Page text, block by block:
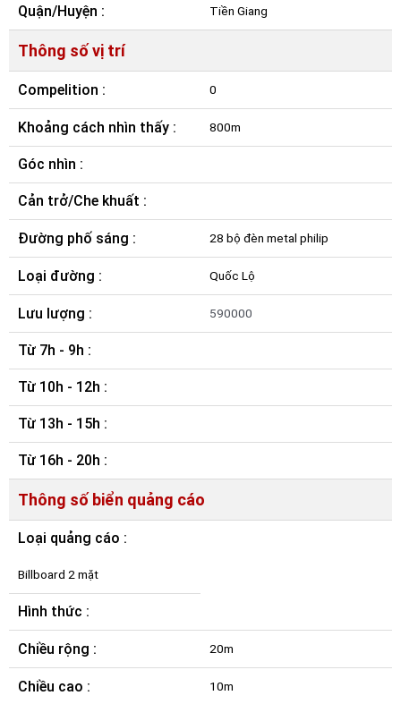
Quận/Huyện : Tiền Giang
Thông số vị trí
Compelition : 0
Khoảng cách nhìn thấy : 800m
Góc nhìn :
Cản trở/Che khuất :
Đường phố sáng : 28 bộ đèn metal philip
Loại đường : Quốc Lộ
Lưu lượng : 590000
Từ 7h - 9h :
Từ 10h - 12h :
Từ 13h - 15h :
Từ 16h - 20h :
Thông số biển quảng cáo
Loại quảng cáo :
Billboard 2 mặt
Hình thức :
Chiều rộng : 20m
Chiều cao : 10m